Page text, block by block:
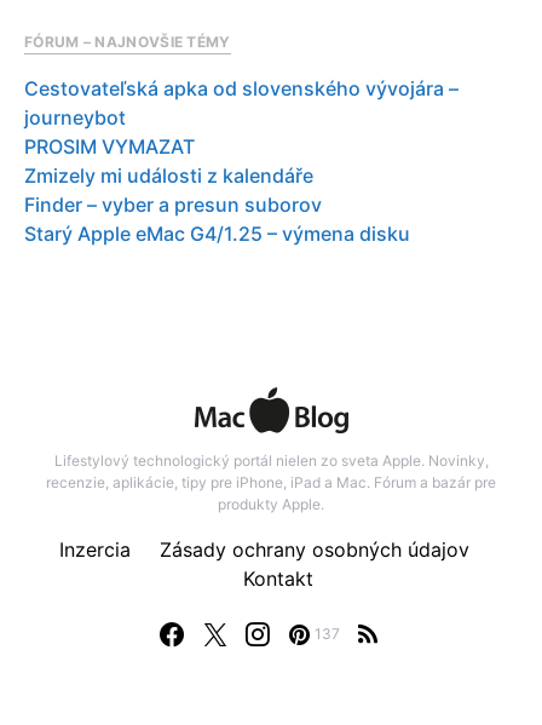
FÓRUM – NAJNOVŠIE TÉMY
Cestovateľská apka od slovenského vývojára –
journeybot
PROSIM VYMAZAT
Zmizely mi události z kalendáře
Finder – vyber a presun suborov
Starý Apple eMac G4/1.25 – výmena disku
Lifestylový technologický portál nielen zo sveta Apple. Novinky,
recenzie, aplikácie, tipy pre iPhone, iPad a Mac. Fórum a bazár pre
produkty Apple.
137
Inzercia
Zásady ochrany osobných údajov
Kontakt